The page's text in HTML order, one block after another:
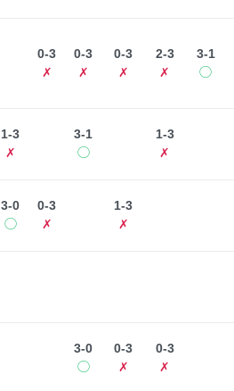
0-3
✗
0-3
✗
0-3
✗
2-3
✗
3-1
◯
1-3
✗
3-1
◯
1-3
✗
3-0
◯
0-3
✗
1-3
✗
3-0
◯
0-3
✗
0-3
✗